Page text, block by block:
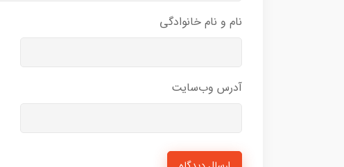
نام و نام خانوادگی
آدرس وب‌سایت